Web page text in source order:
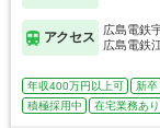
アクセス
広島電鉄
広島電鉄
年収400万円以上可 新卒
積極採用中
在宅業務あり